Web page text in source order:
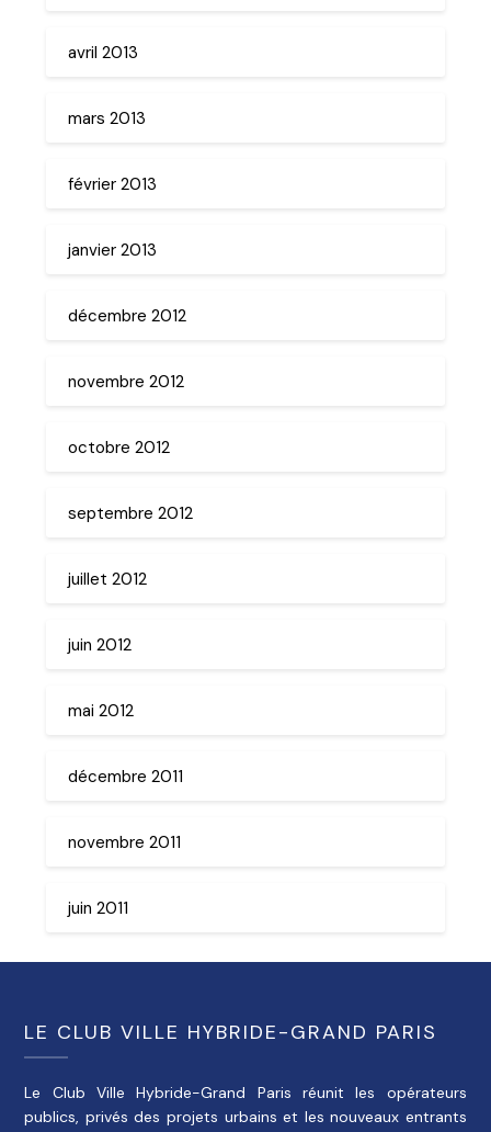
avril 2013
mars 2013
février 2013
janvier 2013
décembre 2012
novembre 2012
octobre 2012
septembre 2012
juillet 2012
juin 2012
mai 2012
décembre 2011
novembre 2011
juin 2011
LE CLUB VILLE HYBRIDE-GRAND PARIS
Le Club Ville Hybride-Grand Paris réunit les opérateurs
publics, privés des projets urbains et les nouveaux entrants